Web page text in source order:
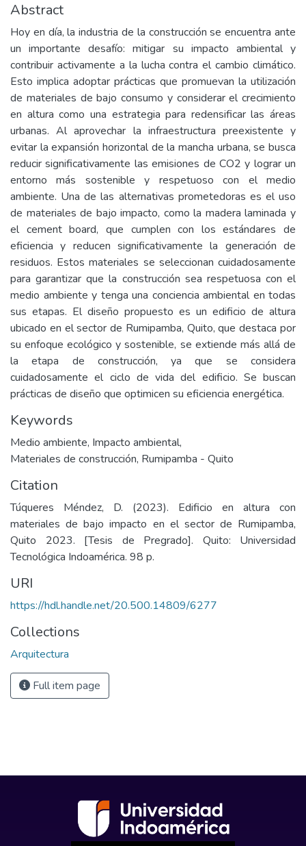
Abstract
Hoy en día, la industria de la construcción se encuentra ante
un importante desafío: mitigar su impacto ambiental y
contribuir activamente a la lucha contra el cambio climático.
Esto implica adoptar prácticas que promuevan la utilización
de materiales de bajo consumo y considerar el crecimiento
en altura como una estrategia para redensificar las áreas
urbanas. Al aprovechar la infraestructura preexistente y
evitar la expansión horizontal de la mancha urbana, se busca
reducir significativamente las emisiones de CO2 y lograr un
entorno más sostenible y respetuoso con el medio
ambiente. Una de las alternativas prometedoras es el uso
de materiales de bajo impacto, como la madera laminada y
el cement board, que cumplen con los estándares de
eficiencia y reducen significativamente la generación de
residuos. Estos materiales se seleccionan cuidadosamente
para garantizar que la construcción sea respetuosa con el
medio ambiente y tenga una conciencia ambiental en todas
sus etapas. El diseño propuesto es un edificio de altura
ubicado en el sector de Rumipamba, Quito, que destaca por
su enfoque ecológico y sostenible, se extiende más allá de
la etapa de construcción, ya que se considera
cuidadosamente el ciclo de vida del edificio. Se buscan
prácticas de diseño que optimicen su eficiencia energética.
Keywords
Medio ambiente, Impacto ambiental,
Materiales de construcción, Rumipamba - Quito
Citation
Túqueres Méndez, D. (2023). Edificio en altura con
materiales de bajo impacto en el sector de Rumipamba,
Quito 2023. [Tesis de Pregrado]. Quito: Universidad
Tecnológica Indoamérica. 98 p.
URI
https://hdl.handle.net/20.500.14809/6277
Collections
Arquitectura
Full item page